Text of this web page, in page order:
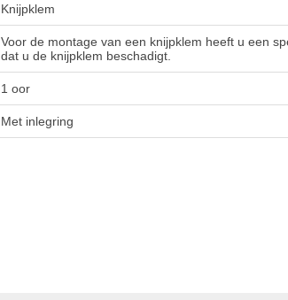
Knijpklem
Voor de montage van een knijpklem heeft u een
dat u de knijpklem beschadigt.
1 oor
Met inlegring